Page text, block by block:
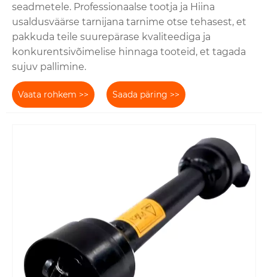
seadmetele. Professionaalse tootja ja Hiina
usaldusväärse tarnijana tarnime otse tehasest, et
pakkuda teile suurepärase kvaliteediga ja
konkurentsivõimelise hinnaga tooteid, et tagada
sujuv pallimine.
Vaata rohkem >> Saada päring >>